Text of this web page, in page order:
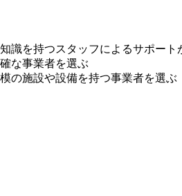
識を持つスタッフによるサポート
な事業者を選ぶ
の施設や設備を持つ事業者を選ぶ